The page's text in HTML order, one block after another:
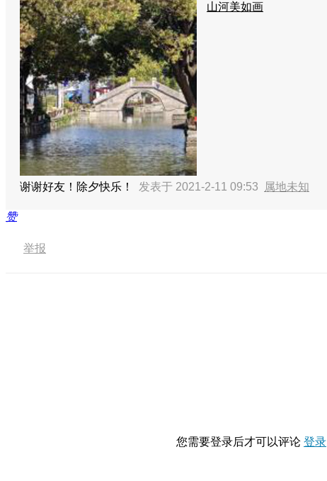
山河美如画
谢谢好友！除夕快乐！ 发表于 2021-2-11 09:53 属地未知
赞
举报
您需要登录后才可以评论 登录